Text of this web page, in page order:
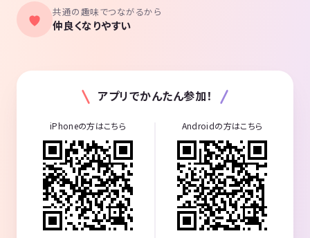
共通の趣味でつながるから
仲良くなりやすい
アプリでかんたん参加！
iPhoneの方はこちら Androidの方はこちら